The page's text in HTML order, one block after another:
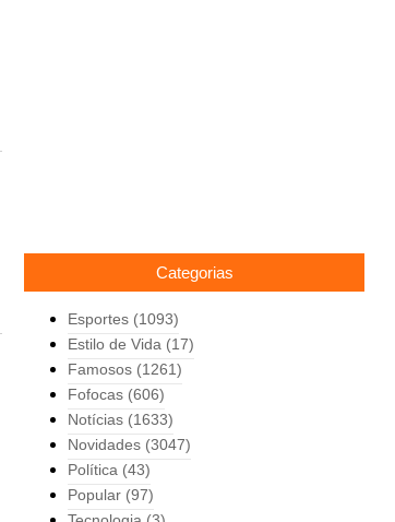
Categorias
Esportes (1093)
Estilo de Vida (17)
Famosos (1261)
Fofocas (606)
Notícias (1633)
Novidades (3047)
Política (43)
Popular (97)